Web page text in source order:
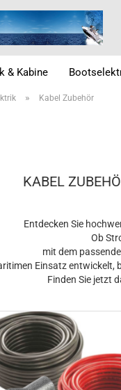
& Kabine
» Kabel Zubehör
KABEL
Entdecken Sie
Ob
mit dem
Einsatz
Finden Sie jetzt